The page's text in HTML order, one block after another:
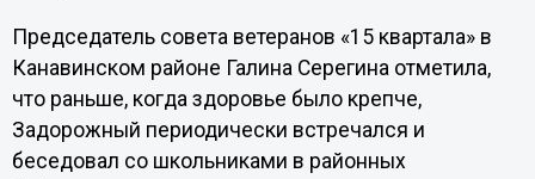
Председатель совета ветеранов «15 квартала» в
Канавинском районе Галина Серегина отметила,
что раньше, когда здоровье было крепче,
Задорожный периодически встречался и
беседовал со школьниками в районных